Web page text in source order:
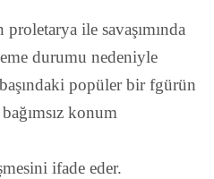
proletarya ile savaşımında
durumu nedeniyle
popüler bir fgürün
konum
ifade eder.